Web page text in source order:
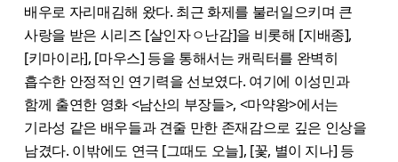
배우로 자리매김해 왔다. 최근 화제를 불러일으키며 큰
사랑을 받은 시리즈 [살인자ㅇ난감]을 비롯해 [지배종],
[키마이라], [마우스] 등을 통해서는 캐릭터를 완벽히
흡수한 안정적인 연기력을 선보였다. 여기에 이성민과
함께 출연한 영화 <남산의 부장들>, <마약왕>에서는
기라성 같은 배우들과 견줄 만한 존재감으로 깊은 인상을
남겼다. 이밖에도 연극 [그때도 오늘], [꽃, 별이 지나] 등